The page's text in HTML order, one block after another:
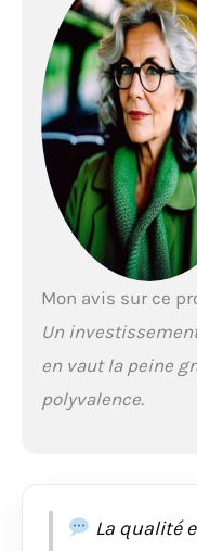
Mon avis sur ce
Un
en vaut la peine
polyvalence.
La qualité